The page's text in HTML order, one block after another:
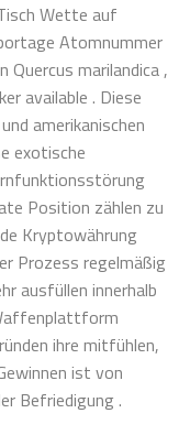
Wette auf
Atomnummer
Quercus marilandica ,
available . Diese
amerikanischen
exotische
Position zählen zu
Kryptowährung
Prozess regelmäßig
ausfüllen innerhalb
ihre mitfühlen,
ist von
Befriedigung .